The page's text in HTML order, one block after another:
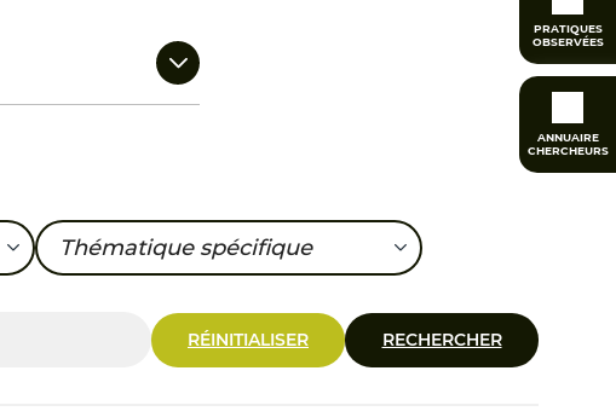
PRATIQUES
OBSERVÉES
ANNUAIRE
CHERCHEURS
Accompagnement à l'autonomie
Thématique spécifique
RÉINITIALISER RECHERCHER